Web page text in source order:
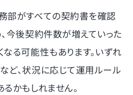
部がすべての契約書を確認
、今後契約件数が増えていった
る可能性もあります。いずれ
ど、状況に応じて運用ルール
かもしれません。